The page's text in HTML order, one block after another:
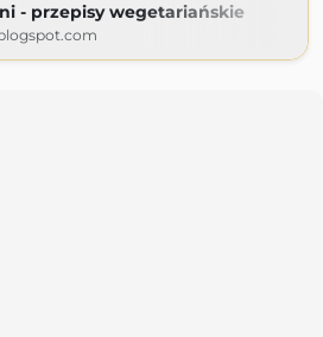
- przepisy wegetariańskie